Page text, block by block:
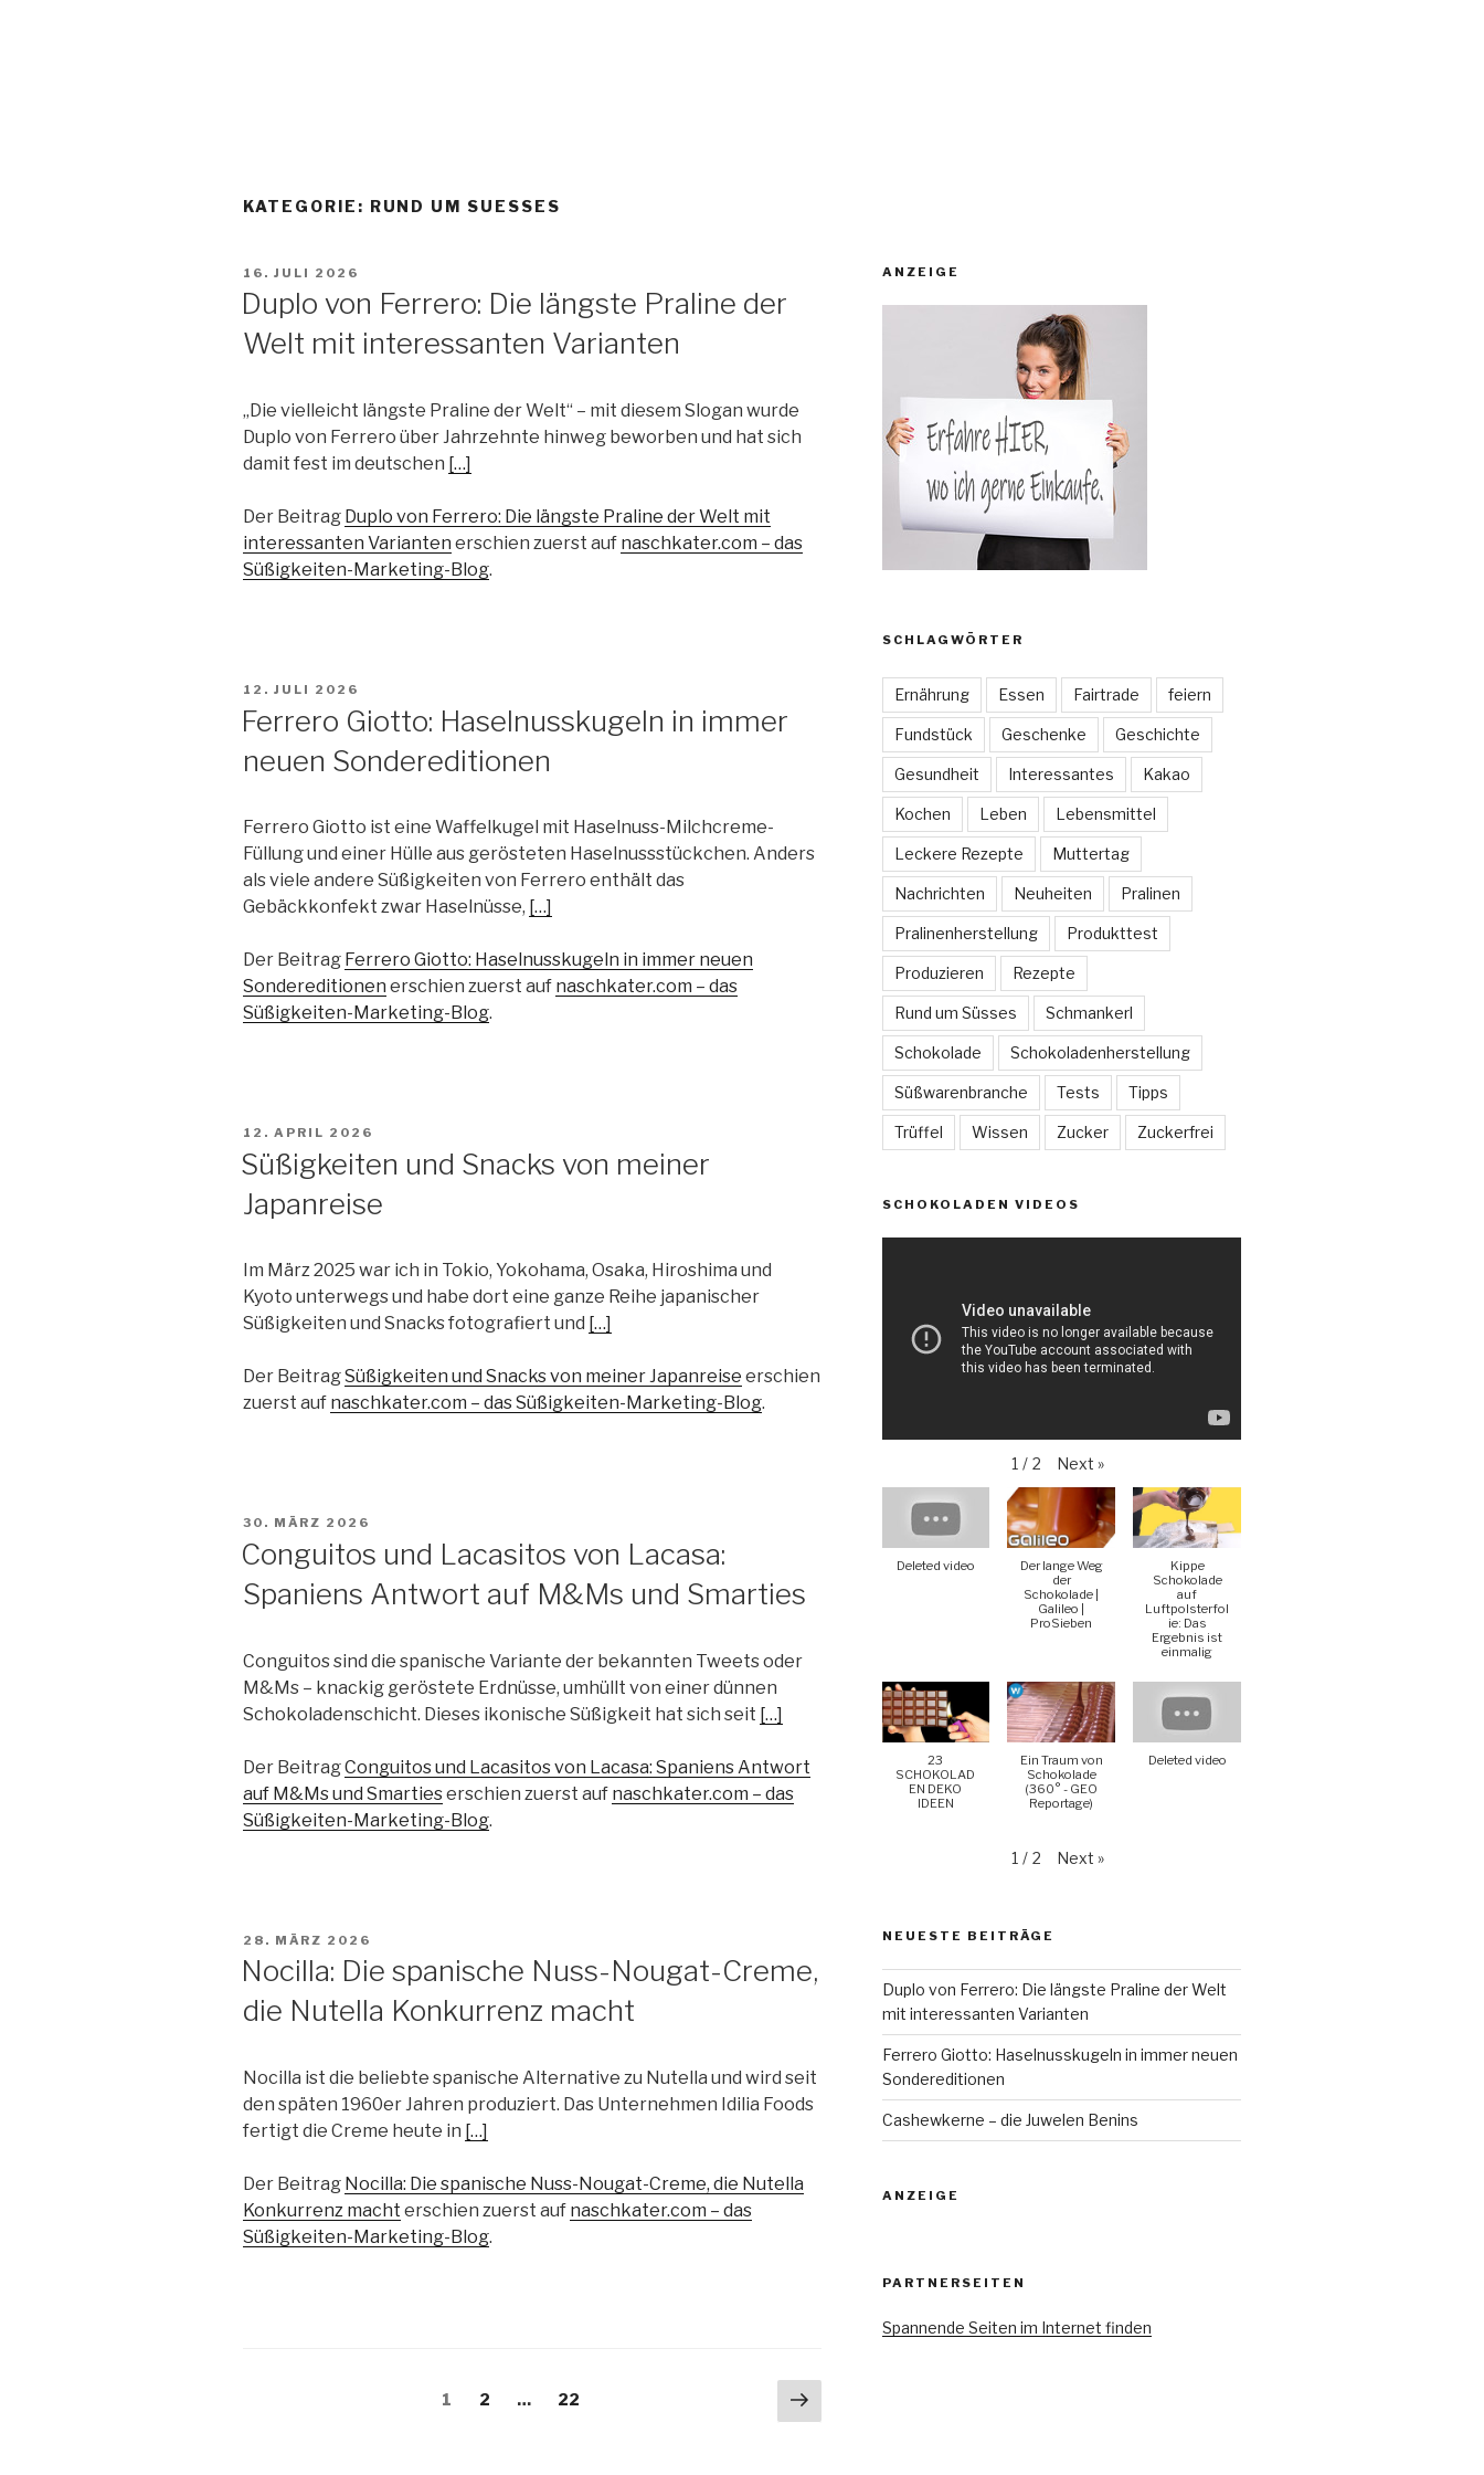
KATEGORIE: RUND UM SUESSES
VERÖFFENTLICHT
16. JULI 2026
Duplo von Ferrero: Die längste Praline der
Welt mit interessanten Varianten
„Die vielleicht längste Praline der Welt“ – mit diesem Slogan wurde
Duplo von Ferrero über Jahrzehnte hinweg beworben und hat sich
damit fest im deutschen […]
Der Beitrag Duplo von Ferrero: Die längste Praline der Welt mit
interessanten Varianten erschien zuerst auf naschkater.com – das
Süßigkeiten-Marketing-Blog.
VERÖFFENTLICHT
12. JULI 2026
Ferrero Giotto: Haselnusskugeln in immer
neuen Sondereditionen
Ferrero Giotto ist eine Waffelkugel mit Haselnuss-Milchcreme-
Füllung und einer Hülle aus gerösteten Haselnussstückchen. Anders
als viele andere Süßigkeiten von Ferrero enthält das
Gebäckkonfekt zwar Haselnüsse, […]
Der Beitrag Ferrero Giotto: Haselnusskugeln in immer neuen
Sondereditionen erschien zuerst auf naschkater.com – das
Süßigkeiten-Marketing-Blog.
VERÖFFENTLICHT
12. APRIL 2026
Süßigkeiten und Snacks von meiner
Japanreise
Im März 2025 war ich in Tokio, Yokohama, Osaka, Hiroshima und
Kyoto unterwegs und habe dort eine ganze Reihe japanischer
Süßigkeiten und Snacks fotografiert und […]
Der BeitragSüßigkeiten und Snacks von meiner Japanreise erschien
zuerst auf naschkater.com – das Süßigkeiten-Marketing-Blog.
VERÖFFENTLICHT
30. MÄRZ 2026
Conguitos und Lacasitos von Lacasa:
Spaniens Antwort auf M&Ms und Smarties
Conguitos sind die spanische Variante der bekannten Tweets oder
M&Ms – knackig geröstete Erdnüsse, umhüllt von einer dünnen
Schokoladenschicht. Dieses ikonische Süßigkeit hat sich seit […]
Der BeitragConguitos und Lacasitos von Lacasa: Spaniens Antwort
auf M&Ms und Smartieserschien zuerst auf naschkater.com – das
Süßigkeiten-Marketing-Blog.
VERÖFFENTLICHT
28. MÄRZ 2026
Nocilla: Die spanische Nuss-Nougat-Creme,
die Nutella Konkurrenz macht
Nocilla ist die beliebte spanische Alternative zu Nutella und wird seit
den späten 1960er Jahren produziert. Das Unternehmen Idilia Foods
fertigt die Creme heute in […]
Der Beitrag Nocilla: Die spanische Nuss-Nougat-Creme, die Nutella
Konkurrenz macht erschien zuerst auf naschkater.com – das
Süßigkeiten-Marketing-Blog.
Beitragsnavigation
Seite
1 Seite
2 … Seite
22
Nächste
Seite
ANZEIGE
SCHLAGWÖRTER
Ernährung Essen Fairtrade feiern
Fundstück Geschenke Geschichte
Gesundheit Interessantes Kakao
Kochen Leben Lebensmittel
Leckere Rezepte Muttertag
Nachrichten Neuheiten Pralinen
Pralinenherstellung Produkttest
Produzieren Rezepte
Rund um Süsses Schmankerl
Schokolade Schokoladenherstellung
Süßwarenbranche Tests Tipps
Trüffel Wissen Zucker Zuckerfrei
SCHOKOLADEN VIDEOS
1 / 2 Next »
Deleted video
Der lange Weg
der
Schokolade |
Galileo |
ProSieben
Kippe
Schokolade
auf
Luftpolsterfol
ie: Das
Ergebnis ist
einmalig
23
SCHOKOLAD
EN DEKO
IDEEN
Ein Traum von
Schokolade
(360° - GEO
Reportage)
Deleted video
1 / 2 Next »
NEUESTE BEITRÄGE
Duplo von Ferrero: Die längste Praline der Welt
mit interessanten Varianten
Ferrero Giotto: Haselnusskugeln in immer neuen
Sondereditionen
Cashewkerne – die Juwelen Benins
ANZEIGE
PARTNERSEITEN
Spannende Seiten im Internet finden